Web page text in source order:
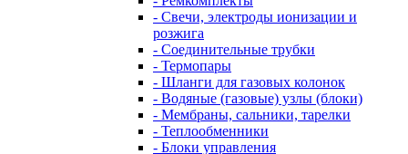
- Свечи, электроды ионизации и
розжига
- Соединительные трубки
- Термопары
- Шланги для газовых колонок
- Водяные (газовые) узлы (блоки)
- Мембраны, сальники, тарелки
- Теплообменники
- Блоки управления